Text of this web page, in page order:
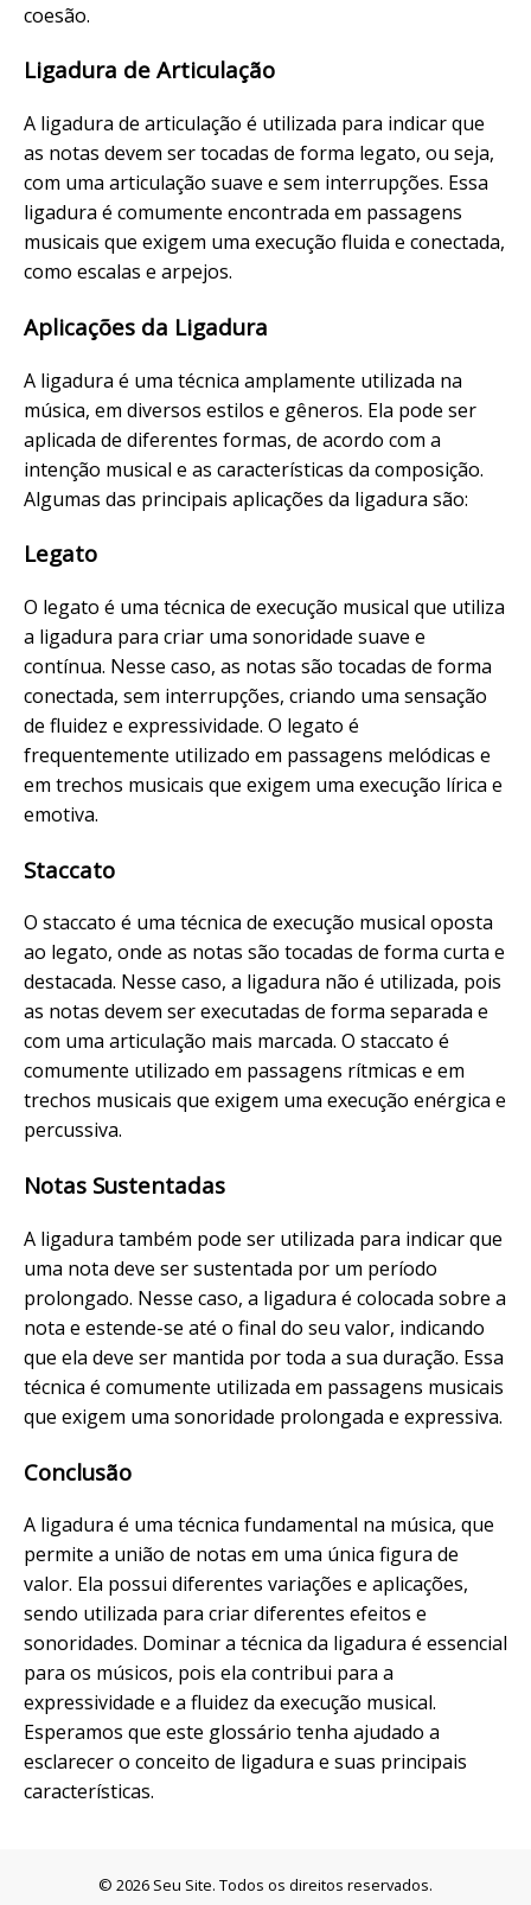
coesão.
Ligadura de Articulação
A ligadura de articulação é utilizada para indicar que
as notas devem ser tocadas de forma legato, ou seja,
com uma articulação suave e sem interrupções. Essa
ligadura é comumente encontrada em passagens
musicais que exigem uma execução fluida e conectada,
como escalas e arpejos.
Aplicações da Ligadura
A ligadura é uma técnica amplamente utilizada na
música, em diversos estilos e gêneros. Ela pode ser
aplicada de diferentes formas, de acordo com a
intenção musical e as características da composição.
Algumas das principais aplicações da ligadura são:
Legato
O legato é uma técnica de execução musical que utiliza
a ligadura para criar uma sonoridade suave e
contínua. Nesse caso, as notas são tocadas de forma
conectada, sem interrupções, criando uma sensação
de fluidez e expressividade. O legato é
frequentemente utilizado em passagens melódicas e
em trechos musicais que exigem uma execução lírica e
emotiva.
Staccato
O staccato é uma técnica de execução musical oposta
ao legato, onde as notas são tocadas de forma curta e
destacada. Nesse caso, a ligadura não é utilizada, pois
as notas devem ser executadas de forma separada e
com uma articulação mais marcada. O staccato é
comumente utilizado em passagens rítmicas e em
trechos musicais que exigem uma execução enérgica e
percussiva.
Notas Sustentadas
A ligadura também pode ser utilizada para indicar que
uma nota deve ser sustentada por um período
prolongado. Nesse caso, a ligadura é colocada sobre a
nota e estende-se até o final do seu valor, indicando
que ela deve ser mantida por toda a sua duração. Essa
técnica é comumente utilizada em passagens musicais
que exigem uma sonoridade prolongada e expressiva.
Conclusão
A ligadura é uma técnica fundamental na música, que
permite a união de notas em uma única figura de
valor. Ela possui diferentes variações e aplicações,
sendo utilizada para criar diferentes efeitos e
sonoridades. Dominar a técnica da ligadura é essencial
para os músicos, pois ela contribui para a
expressividade e a fluidez da execução musical.
Esperamos que este glossário tenha ajudado a
esclarecer o conceito de ligadura e suas principais
características.
© 2026 Seu Site. Todos os direitos reservados.